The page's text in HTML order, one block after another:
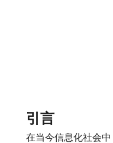
引言
在当今信息化社会中